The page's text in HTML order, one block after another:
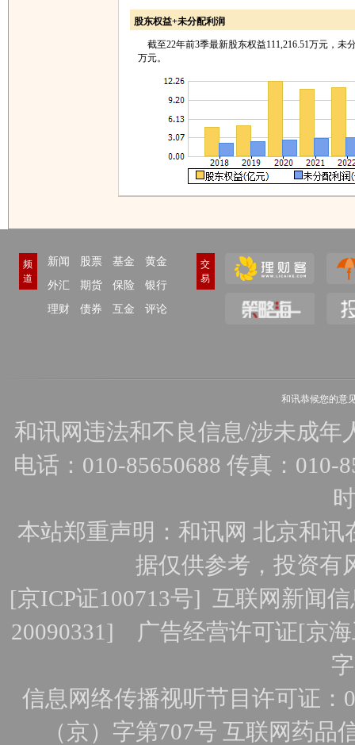
股东权益+未分配利润
截至22年前3季最新股东权益111,216.51万元，未
万元。
频
道
新闻 股票 基金
黄金
外汇
期货 保险
银行
理财
债券 互金 评论
交
易
和讯恭候您的意
和讯网违法和不良信息/涉未成年
电话：010-85650688 传真：010-
本站郑重声明：和讯网 北京和
据仅供参考，投资有
[京ICP证100713号]互联网新闻
20090331] 广告经营许可证[京
信息网络传播视听节目许可证：
（京）字第707号 互联网药品